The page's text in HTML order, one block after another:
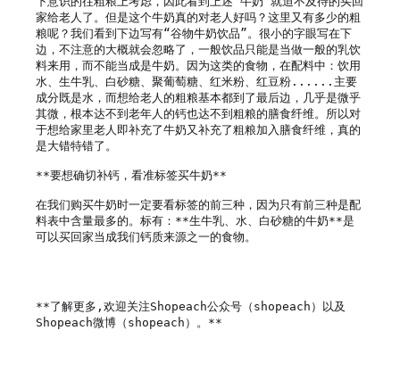
家给老人了。但是这个牛奶真的对老人好吗？这里又有多少的粗
粮呢？我们看到下边写有“谷物牛奶饮品”。很小的字眼写在下
边，不注意的大概就会忽略了，一般饮品只能是当做一般的乳饮
料来用，而不能当成是牛奶。因为这类的食物，在配料中：饮用
水、生牛乳、白砂糖、聚葡萄糖、红米粉、红豆粉......主要
成分既是水，而想给老人的粗粮基本都到了最后边，几乎是微乎
其微，根本达不到老年人的钙也达不到粗粮的膳食纤维。所以对
于想给家里老人即补充了牛奶又补充了粗粮加入膳食纤维，真的
是大错特错了。
**要想确切补钙，看准标签买牛奶**
在我们购买牛奶时一定要看标签的前三种，因为只有前三种是配
料表中含量最多的。标有：**生牛乳、水、白砂糖的牛奶**是
可以买回家当成我们钙质来源之一的食物。
**了解更多,欢迎关注Shopeach公众号（shopeach）以及
Shopeach微博（shopeach）。**